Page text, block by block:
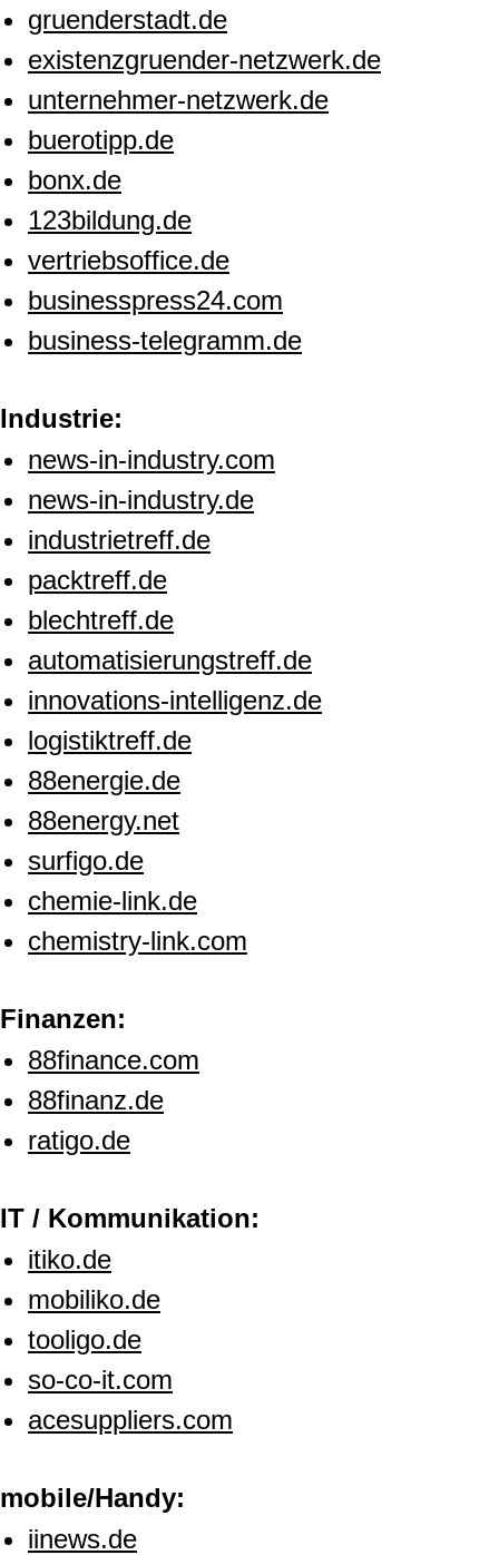
gruenderstadt.de
existenzgruender-netzwerk.de
unternehmer-netzwerk.de
buerotipp.de
bonx.de
123bildung.de
vertriebsoffice.de
businesspress24.com
business-telegramm.de
Industrie:
news-in-industry.com
news-in-industry.de
industrietreff.de
packtreff.de
blechtreff.de
automatisierungstreff.de
innovations-intelligenz.de
logistiktreff.de
88energie.de
88energy.net
surfigo.de
chemie-link.de
chemistry-link.com
Finanzen:
88finance.com
88finanz.de
ratigo.de
IT / Kommunikation:
itiko.de
mobiliko.de
tooligo.de
so-co-it.com
acesuppliers.com
mobile/Handy:
iinews.de